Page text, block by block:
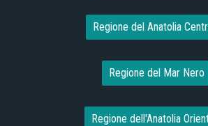
Regione del Anatolia
Regione del Mar Nero
Regione dell'Anatolia